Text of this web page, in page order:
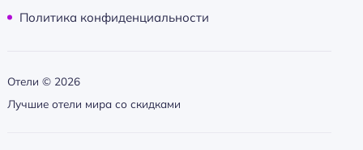
Политика конфиденциальности
Отели © 2026
Лучшие отели мира со скидками